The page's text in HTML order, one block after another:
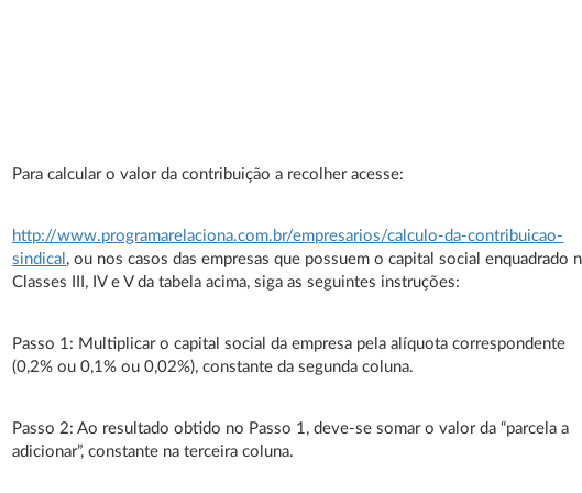
Para calcular o valor da contribuição a recolher acesse:
http://www.programarelaciona.com.br/empresarios/calculo-da-contribuicao-
sindical , ou nos casos das empresas que possuem o capital social enquadrado
Classes III, IV e V da tabela acima, siga as seguintes instruções:
Passo 1: Multiplicar o capital social da empresa pela alíquota correspondente
(0,2% ou 0,1% ou 0,02%), constante da segunda coluna.
Passo 2: Ao resultado obtido no Passo 1, deve-se somar o valor da “parcela a
adicionar”, constante na terceira coluna.